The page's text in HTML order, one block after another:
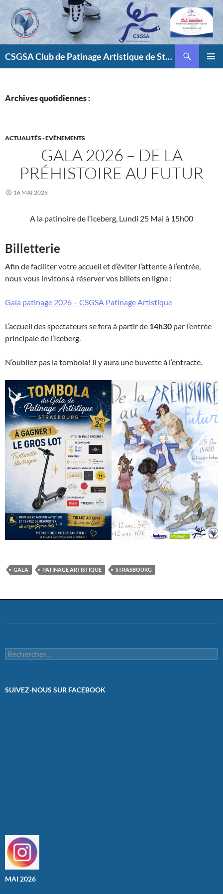
contenu
CSGSA Club de Patinage Artistique de Strasbourg
Archives quotidiennes :
ACTUALITÉS - EVÈNEMENTS
GALA 2026 – DE LA
PRÉHISTOIRE AU FUTUR
16 MAI 2026
A la patinoire de l’Iceberg, Lundi 25 Mai à 15h00
Billetterie
Afin de faciliter votre accueil et d’éviter l’attente à l’entrée,
nous vous invitons à réserver vos billets en ligne :
Gala patinage 2026 – CSGSA Patinage Artistique
L’accueil des spectateurs se fera à partir de 14h30 par l’entrée
principale de l’Iceberg.
N’oubliez pas la tombola! Il y aura une buvette à l’entracte.
GALA PATINAGE ARTISTIQUE STRASBOURG
Rechercher :
SUIVEZ-NOUS SUR FACEBOOK
MAI 2026